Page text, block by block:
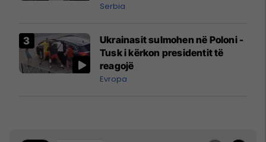
Serbia
Ukrainasit sulmohen në Poloni -
Tusk i kërkon presidentit të
reagojë
Evropa